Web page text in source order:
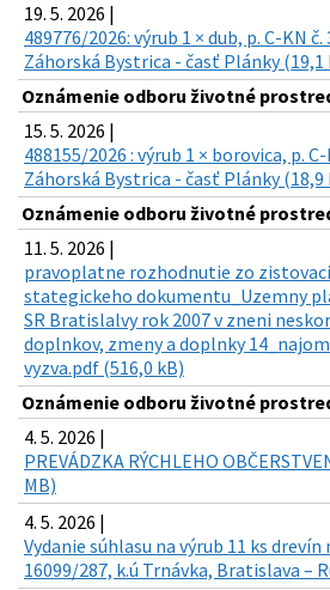
19. 5. 2026 |
489776/2026: výrub 1 × dub, p. C-KN č.
Záhorská Bystrica - časť Plánky (19,1
Oznámenie odboru životné
15. 5. 2026 |
488155/2026 : výrub 1 × borovica, p.
Záhorská Bystrica - časť Plánky (18,9
Oznámenie odboru životné
11. 5. 2026 |
pravoplatne rozhodnutie zo
stategickeho dokumentu_Uzemny
SR Bratislalvy rok 2007 v zneni
doplnkov, zmeny a doplnky
vyzva.pdf (516,0 kB)
Oznámenie odboru životné
4. 5. 2026 |
PREVÁDZKA RÝCHLEHO
MB)
4. 5. 2026 |
Vydanie súhlasu na výrub 11 ks drevín
16099/287, k.ú Trnávka, Bratislava –